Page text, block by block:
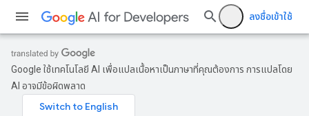
ลงชื่อเข้าใช้
Google ใช้เทคโนโลยี AI เพื่อแปลเนื้อหาเป็นภาษาที่คุณต้องการ การแปลโดย
AI อาจมีข้อผิดพลาด